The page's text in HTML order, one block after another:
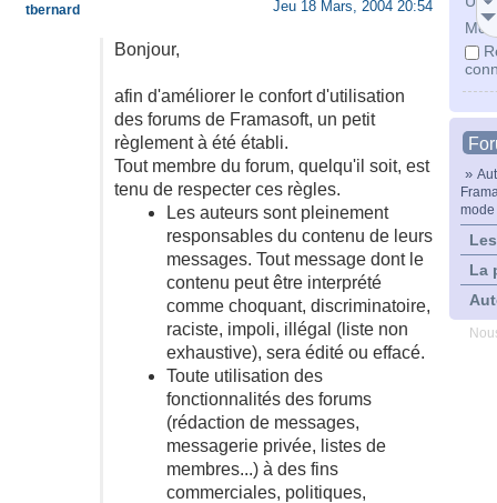
Mot
»
La
Jeu 18 Mars, 2004 20:54
Bonjour,
afin d'améliorer le confort d'utilisation
des forums de Framasoft, un petit
règlement à été établi.
Tout membre du forum, quelqu'il soit, est
tenu de respecter ces règles.
Les auteurs sont pleinement
responsables du contenu de leurs
messages. Tout message dont le
contenu peut être interprété
comme choquant, discriminatoire,
raciste, impoli, illégal (liste non
exhaustive), sera édité ou effacé.
Toute utilisation des
fonctionnalités des forums
(rédaction de messages,
messagerie privée, listes de
membres...) à des fins
commerciales, politiques,
tbernard